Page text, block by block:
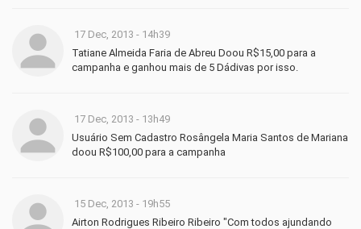
17 Dec, 2013 - 14h39
Tatiane Almeida Faria de Abreu Doou R$15,00 para a
campanha e ganhou mais de 5 Dádivas por isso.
17 Dec, 2013 - 13h49
Usuário Sem Cadastro Rosângela Maria Santos de Mariana
doou R$100,00 para a campanha
15 Dec, 2013 - 19h55
Airton Rodrigues Ribeiro Ribeiro "Com todos ajundando